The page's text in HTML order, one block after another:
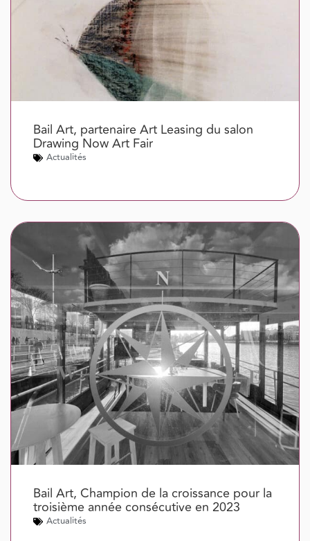
Bail Art, partenaire Art Leasing du salon
Drawing Now Art Fair
Actualités
Bail Art, Champion de la croissance pour la
troisième année consécutive en 2023
Actualités